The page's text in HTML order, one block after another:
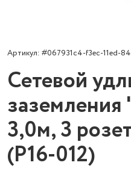
Артикул: #067931c4-f3ec-11ed-
Сетевой
заземления
3,0м, 3
(Р16-012)